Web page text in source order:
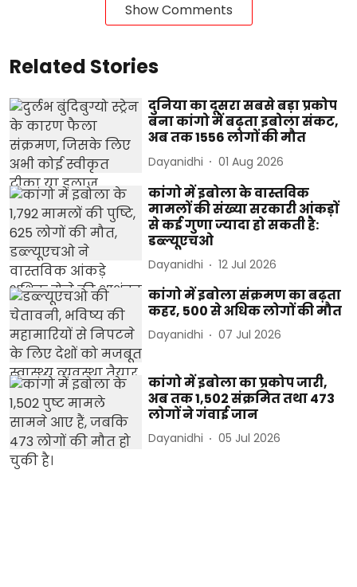
Show Comments
Related Stories
दुनिया का दूसरा सबसे बड़ा प्रकोप
बना कांगो में बढ़ता इबोला संकट,
अब तक 1556 लोगों की मौत
Dayanidhi 01 Aug 2026
कांगो में इबोला के वास्तविक
मामलों की संख्या सरकारी आंकड़ों
से कई गुणा ज्यादा हो सकती है:
डब्ल्यूएचओ
Dayanidhi 12 Jul 2026
कांगो में इबोला संक्रमण का बढ़ता
कहर, 500 से अधिक लोगों की मौत
Dayanidhi 07 Jul 2026
कांगो में इबोला का प्रकोप जारी,
अब तक 1,502 संक्रमित तथा 473
लोगों ने गंवाई जान
Dayanidhi 05 Jul 2026